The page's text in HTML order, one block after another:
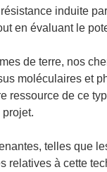
induite
en évaluant le
de terre, nos
moléculaires et
ressource de ce
telles que
relatives à cette